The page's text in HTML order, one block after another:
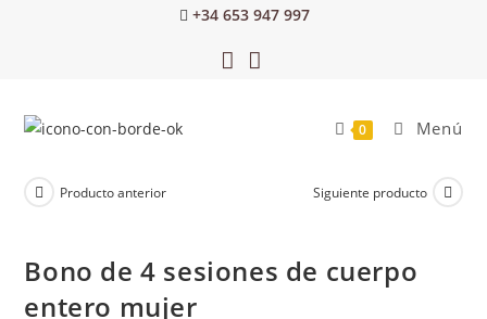
+34 653 947 997
0 Menú
Producto anterior Siguiente producto
Bono de 4 sesiones de cuerpo
entero mujer